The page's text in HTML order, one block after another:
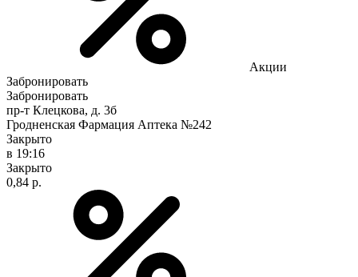
Акции
Забронировать
Забронировать
пр-т Клецкова, д. 3б
Гродненская Фармация Аптека №242
Закрыто
в 19:16
Закрыто
0,84 р.